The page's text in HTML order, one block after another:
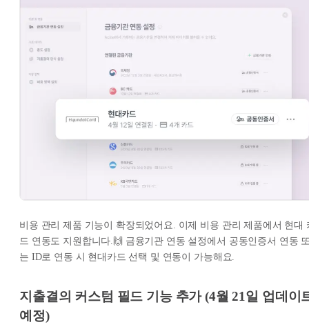
비용 관리 제품 기능이 확장되었어요. 이제 비용 관리 제품에서 현대
드 연동도 지원합니다.🙌 금융기관 연동 설정에서 공동인증서 연동
는 ID로 연동 시 현대카드 선택 및 연동이 가능해요.
지출결의 커스텀 필드 기능 추가 (4월 21일 업데이
예정)